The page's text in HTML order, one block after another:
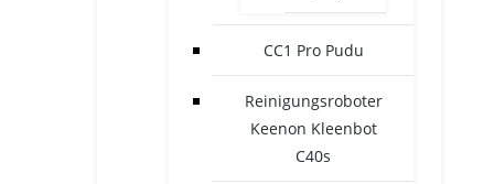
CC1 Pro Pudu
Reinigungsroboter
Keenon Kleenbot
C40s